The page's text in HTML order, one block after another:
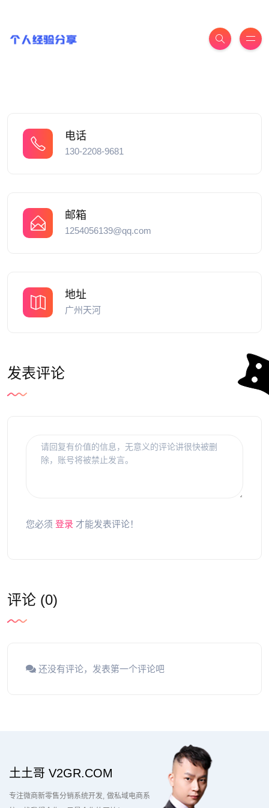
电话
130-2208-9681
邮箱
1254056139@qq.com
地址
广州天河
发表评论
您必须 登录 才能发表评论！
评论 (0)
还没有评论，发表第一个评论吧
土土哥 V2GR.COM
专注微商新零售分销系统开发 做私域电商系